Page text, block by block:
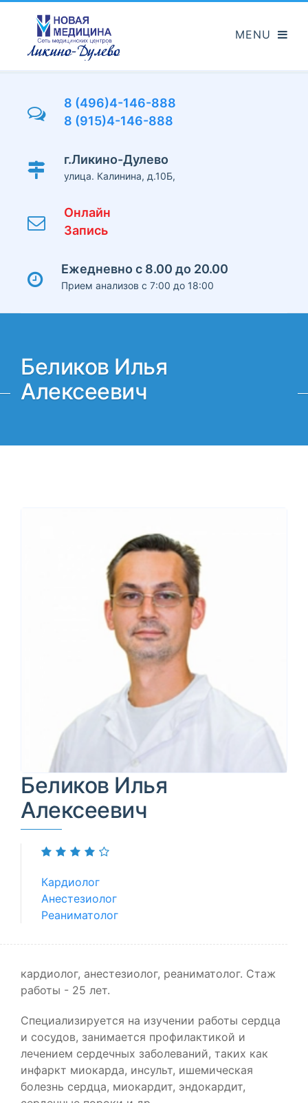
основному
содержанию
8 (496)4-146-888
8 (915)4-146-888
г.Ликино-Дулево
улица. Калинина, д.10Б,
Онлайн
Запись
Ежедневно с 8.00 до 20.00
Прием анализов с 7:00 до 18:00
Беликов Илья
Алексеевич
Беликов Илья
Алексеевич
Кардиолог
Анестезиолог
Реаниматолог
кардиолог, анестезиолог, реаниматолог. Стаж
работы - 25 лет.
Специализируется на изучении работы сердца
и сосудов, занимается профилактикой и
лечением сердечных заболеваний, таких как
инфаркт миокарда, инсульт, ишемическая
болезнь сердца, миокардит, эндокардит,